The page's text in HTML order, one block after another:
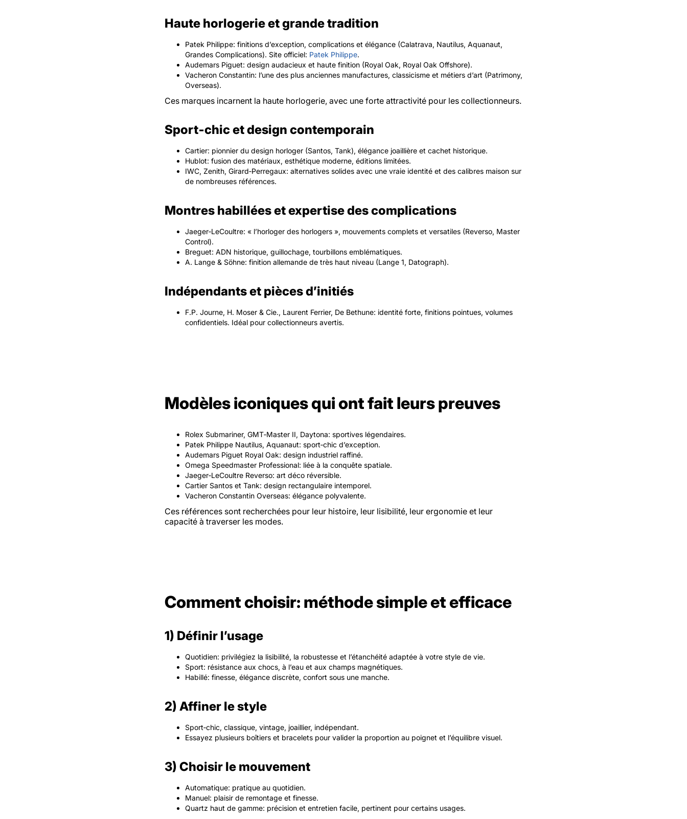
Haute horlogerie et grande tradition
Patek Philippe: finitions d’exception, complications et élégance (Calatrava, Nautilus, Aquanaut,
Grandes Complications). Site officiel: Patek Philippe.
Audemars Piguet: design audacieux et haute finition (Royal Oak, Royal Oak Offshore).
Vacheron Constantin: l’une des plus anciennes manufactures, classicisme et métiers d’art (Patrimony,
Overseas).
Ces marques incarnent la haute horlogerie, avec une forte attractivité pour les collectionneurs.
Sport‑chic et design contemporain
Cartier: pionnier du design horloger (Santos, Tank), élégance joaillière et cachet historique.
Hublot: fusion des matériaux, esthétique moderne, éditions limitées.
IWC, Zenith, Girard‑Perregaux: alternatives solides avec une vraie identité et des calibres maison sur
de nombreuses références.
Montres habillées et expertise des complications
Jaeger‑LeCoultre: « l’horloger des horlogers », mouvements complets et versatiles (Reverso, Master
Control).
Breguet: ADN historique, guillochage, tourbillons emblématiques.
A. Lange & Söhne: finition allemande de très haut niveau (Lange 1, Datograph).
Indépendants et pièces d’initiés
F.P. Journe, H. Moser & Cie., Laurent Ferrier, De Bethune: identité forte, finitions pointues, volumes
confidentiels. Idéal pour collectionneurs avertis.
Modèles iconiques qui ont fait leurs preuves
Rolex Submariner, GMT‑Master II, Daytona: sportives légendaires.
Patek Philippe Nautilus, Aquanaut: sport‑chic d’exception.
Audemars Piguet Royal Oak: design industriel raffiné.
Omega Speedmaster Professional: liée à la conquête spatiale.
Jaeger‑LeCoultre Reverso: art déco réversible.
Cartier Santos et Tank: design rectangulaire intemporel.
Vacheron Constantin Overseas: élégance polyvalente.
Ces références sont recherchées pour leur histoire, leur lisibilité, leur ergonomie et leur
capacité à traverser les modes.
Comment choisir: méthode simple et efficace
1) Définir l’usage
Quotidien: privilégiez la lisibilité, la robustesse et l’étanchéité adaptée à votre style de vie.
Sport: résistance aux chocs, à l’eau et aux champs magnétiques.
Habillé: finesse, élégance discrète, confort sous une manche.
2) Affiner le style
Sport‑chic, classique, vintage, joaillier, indépendant.
Essayez plusieurs boîtiers et bracelets pour valider la proportion au poignet et l’équilibre visuel.
3) Choisir le mouvement
Automatique: pratique au quotidien.
Manuel: plaisir de remontage et finesse.
Quartz haut de gamme: précision et entretien facile, pertinent pour certains usages.